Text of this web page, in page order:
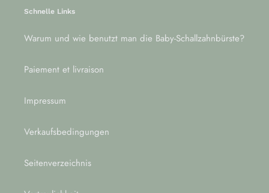
Schnelle Links
Warum und wie benutzt man die Baby-Schallzahnbürste?
Paiement et livraison
Impressum
Verkaufsbedingungen
Seitenverzeichnis